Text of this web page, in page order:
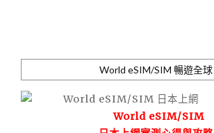
World eSIM/SIM 暢遊全球
World eSIM/SIM